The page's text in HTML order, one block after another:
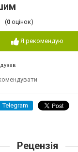
(0 оцінок)
Я рекомендую
Telegram
Рецензія